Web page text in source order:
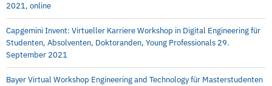
2021, online
Capgemini Invent: Virtueller Karriere Workshop in Digital Engineering für
Studenten, Absolventen, Doktoranden, Young Professionals 29.
September 2021
Bayer Virtual Workshop Engineering and Technology für Masterstudenten